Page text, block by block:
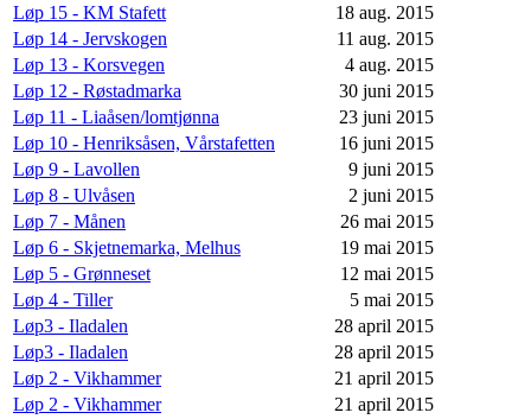
Løp 15 - KM Stafett
18 aug. 2015
Løp 14 - Jervskogen
11 aug. 2015
Løp 13 - Korsvegen
4 aug. 2015
Løp 12 - Røstadmarka
30 juni 2015
Løp 11 - Liaåsen/lomtjønna
23 juni 2015
Løp 10 - Henriksåsen, Vårstafetten
16 juni 2015
Løp 9 - Lavollen
9 juni 2015
Løp 8 - Ulvåsen
2 juni 2015
Løp 7 - Månen
26 mai 2015
Løp 6 - Skjetnemarka, Melhus
19 mai 2015
Løp 5 - Grønneset
12 mai 2015
Løp 4 - Tiller
5 mai 2015
Løp3 - Iladalen
28 april 2015
Løp3 - Iladalen
28 april 2015
Løp 2 - Vikhammer
21 april 2015
Løp 2 - Vikhammer
21 april 2015